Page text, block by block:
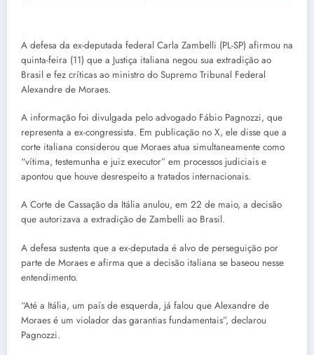
A defesa da ex-deputada federal Carla Zambelli (PL-SP) afirmou na
quinta-feira (11) que a Justiça italiana negou sua extradição ao
Brasil e fez críticas ao ministro do Supremo Tribunal Federal
Alexandre de Moraes.
A informação foi divulgada pelo advogado Fábio Pagnozzi, que
representa a ex-congressista. Em publicação no X, ele disse que a
corte italiana considerou que Moraes atua simultaneamente como
“vítima, testemunha e juiz executor” em processos judiciais e
apontou que houve desrespeito a tratados internacionais.
A Corte de Cassação da Itália anulou, em 22 de maio, a decisão
que autorizava a extradição de Zambelli ao Brasil.
A defesa sustenta que a ex-deputada é alvo de perseguição por
parte de Moraes e afirma que a decisão italiana se baseou nesse
entendimento.
“Até a Itália, um país de esquerda, já falou que Alexandre de
Moraes é um violador das garantias fundamentais”, declarou
Pagnozzi.